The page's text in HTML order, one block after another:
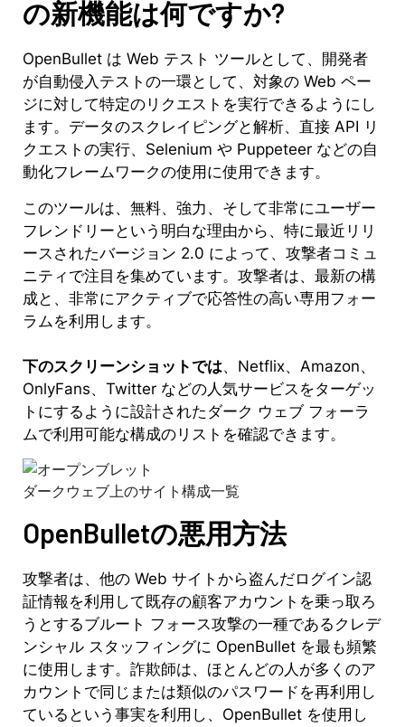
の新機能は何ですか?
OpenBullet は Web テスト ツールとして、開発者
が自動侵入テストの一環として、対象の Web ペー
ジに対して特定のリクエストを実行できるようにし
ます。データのスクレイピングと解析、直接 API リ
クエストの実行、Selenium や Puppeteer などの自
動化フレームワークの使用に使用できます。
このツールは、無料、強力、そして非常にユーザー
フレンドリーという明白な理由から、特に最近リリ
ースされたバージョン 2.0 によって、攻撃者コミュ
ニティで注目を集めています。攻撃者は、最新の構
成と、非常にアクティブで応答性の高い専用フォー
ラムを利用します。
下のスクリーンショットでは、Netflix、Amazon、
OnlyFans、Twitter などの人気サービスをターゲッ
トにするように設計されたダーク ウェブ フォーラ
ムで利用可能な構成のリストを確認できます。
ダークウェブ上のサイト構成一覧
OpenBulletの悪用方法
攻撃者は、他の Web サイトから盗んだログイン認
証情報を利用して既存の顧客アカウントを乗っ取ろ
うとするブルート フォース攻撃の一種であるクレデ
ンシャル スタッフィングに OpenBullet を最も頻繁
に使用します。詐欺師は、ほとんどの人が多くのア
カウントで同じまたは類似のパスワードを再利用し
ているという事実を利用し、OpenBullet を使用し